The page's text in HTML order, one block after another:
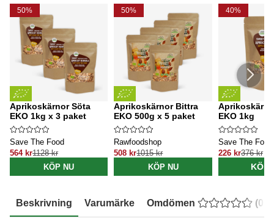
50%
Aprikoskärnor Söta
EKO 1kg x 3 paket
Save The Food
564 kr1128 kr
KÖP NU
50%
Aprikoskärnor Bittra
EKO 500g x 5 paket
Rawfoodshop
508 kr1015 kr
KÖP NU
40%
EKO 1kg
Save The Food
226 kr376 kr
KÖP
Beskrivning Varumärke Omdömen (0